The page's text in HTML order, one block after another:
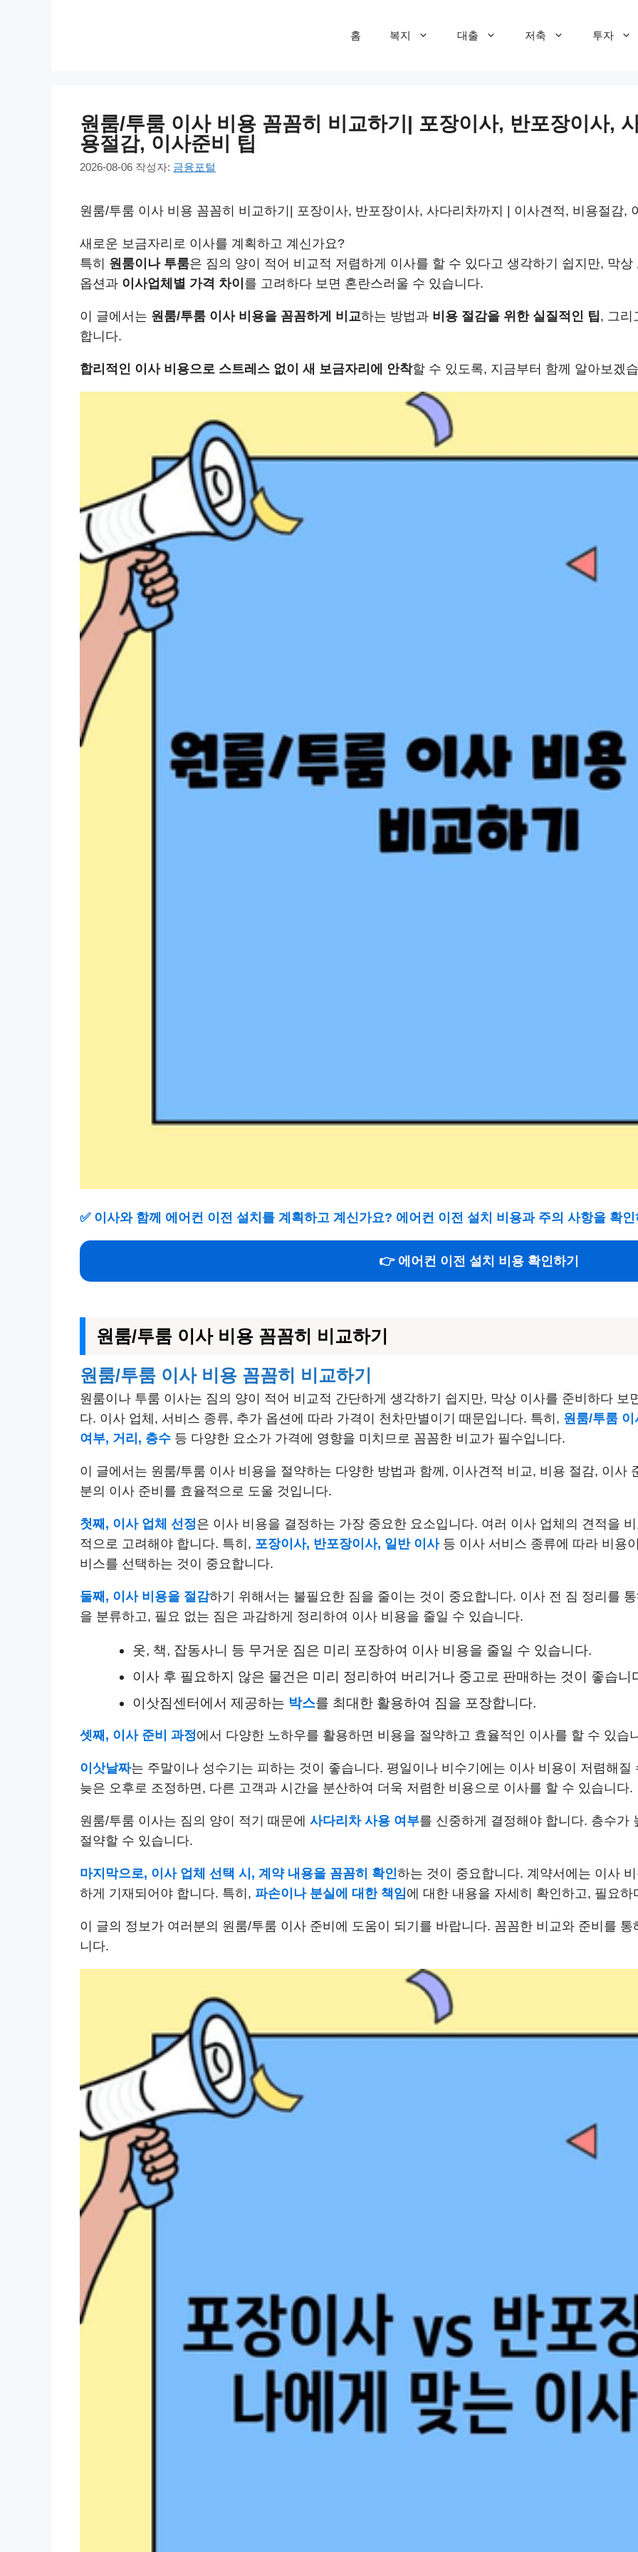
홈 복지 대출 저축 투자
원룸/투룸 이사 비용 꼼꼼히 비교하기| 포장이사, 반포장이사,
용절감, 이사준비 팁
2026-08-06 작성자: 금융포털
원룸/투룸 이사 비용 꼼꼼히 비교하기| 포장이사, 반포장이사, 사다리차까지 | 이사견적, 비용절감,
새로운 보금자리로 이사를 계획하고 계신가요?
특히 원룸이나 투룸은 짐의 양이 적어 비교적 저렴하게 이사를 할 수 있다고 생각하기 쉽지만, 막상
옵션과 이사업체별 가격 차이 를 고려하다 보면 혼란스러울 수 있습니다.
이 글에서는 원룸/투룸 이사 비용을 꼼꼼하게 비교하는 방법과 비용 절감을 위한 실질적인 팁, 그
합니다.
합리적인 이사 비용으로 스트레스 없이 새 보금자리에 안착할 수 있도록, 지금부터 함께 알아보겠
✅ 이사와 함께 에어컨 이전 설치를 계획하고 계신가요? 에어컨 이전 설치 비용과 주의 사항을 확
👉 에어컨 이전 설치 비용 확인하기
원룸/투룸 이사 비용 꼼꼼히 비교하기
원룸/투룸 이사 비용 꼼꼼히 비교하기
원룸이나 투룸 이사는 짐의 양이 적어 비교적 간단하게 생각하기 쉽지만, 막상 이사를 준비하다 보
다. 이사 업체, 서비스 종류, 추가 옵션에 따라 가격이 천차만별이기 때문입니다. 특히, 원룸/투룸
여부, 거리, 층수 등 다양한 요소가 가격에 영향을 미치므로 꼼꼼한 비교가 필수입니다.
이 글에서는 원룸/투룸 이사 비용을 절약하는 다양한 방법과 함께, 이사견적 비교, 비용 절감, 이사
분의 이사 준비를 효율적으로 도울 것입니다.
첫째, 이사 업체 선정은 이사 비용을 결정하는 가장 중요한 요소입니다. 여러 이사 업체의 견적을
적으로 고려해야 합니다. 특히, 포장이사, 반포장이사, 일반 이사등 이사 서비스 종류에 따라 비용
비스를 선택하는 것이 중요합니다.
둘째, 이사 비용을 절감하기 위해서는 불필요한 짐을 줄이는 것이 중요합니다. 이사 전 짐 정리를
을 분류하고, 필요 없는 짐은 과감하게 정리하여 이사 비용을 줄일 수 있습니다.
옷, 책, 잡동사니 등 무거운 짐은 미리 포장하여 이사 비용을 줄일 수 있습니다.
이사 후 필요하지 않은 물건은 미리 정리하여 버리거나 중고로 판매하는 것이 좋습니
이삿짐센터에서 제공하는 박스를 최대한 활용하여 짐을 포장합니다.
셋째, 이사 준비 과정에서 다양한 노하우를 활용하면 비용을 절약하고 효율적인 이사를 할 수 있습
이삿날짜는 주말이나 성수기는 피하는 것이 좋습니다. 평일이나 비수기에는 이사 비용이 저렴해
늦은 오후로 조정하면, 다른 고객과 시간을 분산하여 더욱 저렴한 비용으로 이사를 할 수 있습니다.
원룸/투룸 이사는 짐의 양이 적기 때문에 사다리차 사용 여부를 신중하게 결정해야 합니다. 층수가
절약할 수 있습니다.
마지막으로, 이사 업체 선택 시, 계약 내용을 꼼꼼히 확인하는 것이 중요합니다. 계약서에는 이사
하게 기재되어야 합니다. 특히, 파손이나 분실에 대한 책임에 대한 내용을 자세히 확인하고, 필요
이 글의 정보가 여러분의 원룸/투룸 이사 준비에 도움이 되기를 바랍니다. 꼼꼼한 비교와 준비를
니다.